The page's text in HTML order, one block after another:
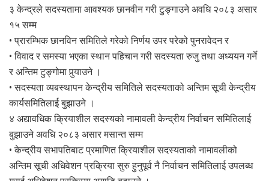
३ केन्द्रले सदस्यतामा आवश्यक छानवीन गरी टुङ्गाउने अवधि २०८३ असार
१५ सम्म
• प्रारम्भिक छानविन समितिले गरेको निर्णय उपर परेको पुनरावेदन र
• विवाद र समस्या भएका स्थान पहिचान गरी सदस्यता रुजु तथा अध्ययन गर्ने
र अन्तिम टुङ्गोमा पुर्‍याउने ।
• सदस्यता व्यबस्थापन केन्द्रीय समितिले सदस्यताको अन्तिम सूची केन्द्रीय
कार्यसमितिलाई बुझाउने ।
४ अद्यावधिक क्रियाशील सदस्यको नामावली केन्द्रीय निर्वाचन समितिलाई
बुझाउने अवधि २०८३ असार मसान्त सम्म
• केन्द्रीय सभापतिबाट प्रमाणित क्रियाशील सदस्यताको नामावलीको
अन्तिम सूची अधिवेशन प्रक्रिया सुरु हुनुपूर्व नै निर्वाचन समितिलाई उपलब्ध